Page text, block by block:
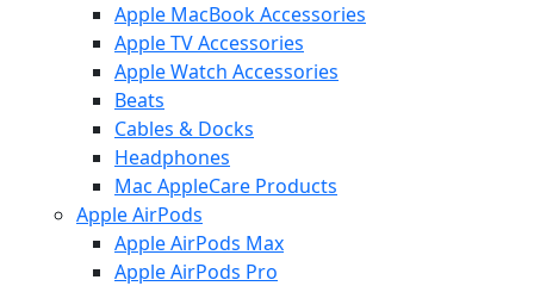
Apple MacBook Accessories
Apple TV Accessories
Apple Watch Accessories
Beats
Cables & Docks
Headphones
Mac AppleCare Products
Apple AirPods
Apple AirPods Max
Apple AirPods Pro